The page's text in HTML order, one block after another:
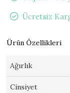
Ücretsiz
Ürün Özellikleri
Ağırlık
Cinsiyet